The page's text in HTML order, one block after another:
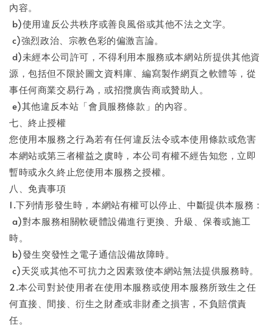
內容。
b)使用違反公共秩序或善良風俗或其他不法之文字。
c)強烈政治、宗教色彩的偏激言論。
d)未經本公司許可，不得利用本服務或本網站所提供其他資
源，包括但不限於圖文資料庫、編寫製作網頁之軟體等，從
事任何商業交易行為，或招攬廣告商或贊助人。
e)其他違反本站「會員服務條款」的內容。
七、終止授權
您使用本服務之行為若有任何違反法令或本使用條款或危害
本網站或第三者權益之虞時，本公司有權不經告知您，立即
暫時或永久終止您使用本服務之授權。
八、免責事項
1.下列情形發生時，本網站有權可以停止、中斷提供本服務：
a)對本服務相關軟硬體設備進行更換、升級、保養或施工
時。
b)發生突發性之電子通信設備故障時。
c)天災或其他不可抗力之因素致使本網站無法提供服務時。
2.本公司對於使用者在使用本服務或使用本服務所致生之任
何直接、間接、衍生之財產或非財產之損害，不負賠償責
任。